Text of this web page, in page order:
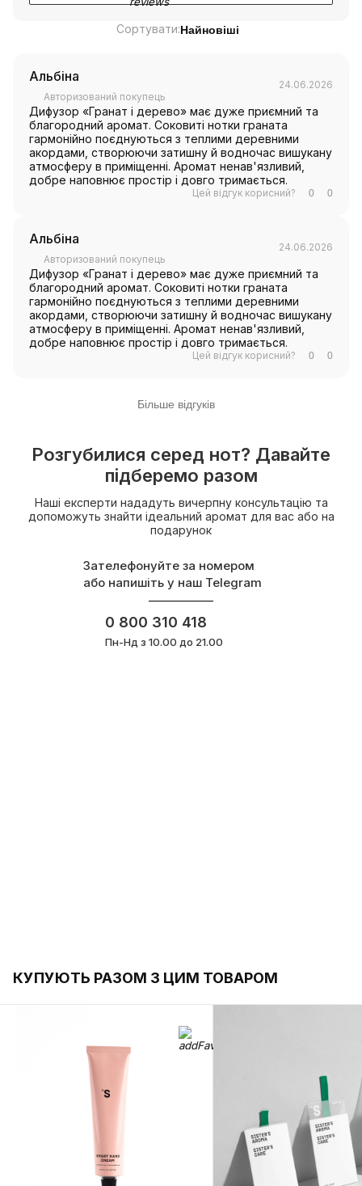
Сортувати:Найновіші
Альбіна
Авторизований покупець
24.06.2026
Дифузор «Гранат і дерево» має дуже приємний та
благородний аромат. Соковиті нотки граната
гармонійно поєднуються з теплими деревними
акордами, створюючи затишну й водночас вишукану
атмосферу в приміщенні. Аромат ненав'язливий,
добре наповнює простір і довго тримається.
Цей відгук корисний? 0 0
Альбіна
Авторизований покупець
24.06.2026
Дифузор «Гранат і дерево» має дуже приємний та
благородний аромат. Соковиті нотки граната
гармонійно поєднуються з теплими деревними
акордами, створюючи затишну й водночас вишукану
атмосферу в приміщенні. Аромат ненав'язливий,
добре наповнює простір і довго тримається.
Цей відгук корисний? 0 0
Більше відгуків
Розгубилися серед нот? Давайте
підберемо разом
Наші експерти нададуть вичерпну консультацію та
допоможуть знайти ідеальний аромат для вас або на
подарунок
Зателефонуйте за номером
або напишіть у наш Telegram
0 800 310 418
Пн-Нд з 10.00 до 21.00
КУПУЮТЬ РАЗОМ З ЦИМ ТОВАРОМ